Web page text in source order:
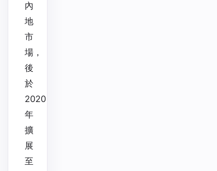
內
地
市
場，
後
於
2020
年
擴
展
至